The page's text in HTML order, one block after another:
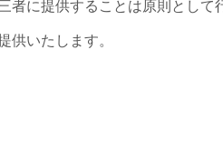
に提供することは原則として
いたします。